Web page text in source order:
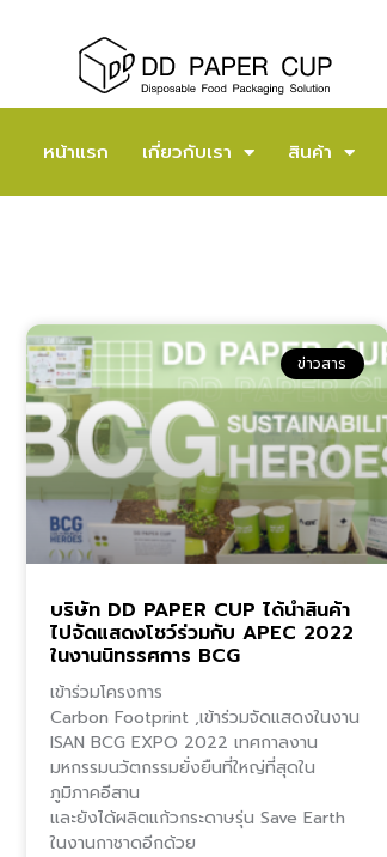
หน้าแรก เกี่ยวกับเรา สินค้า
ข่าวสาร
บริษัท DD PAPER CUP ได้นำสินค้า
ไปจัดแสดงโชว์ร่วมกับ APEC 2022
ในงานนิทรรศการ BCG
เข้าร่วมโครงการ
Carbon Footprint ,เข้าร่วมจัดแสดงในงาน
ISAN BCG EXPO 2022 เทศกาลงาน
มหกรรมนวัตกรรมยั่งยืนที่ใหญ่ที่สุดใน
ภูมิภาคอีสาน
และยังได้ผลิตแก้วกระดาษรุ่น Save Earth
ในงานกาชาดอีกด้วย